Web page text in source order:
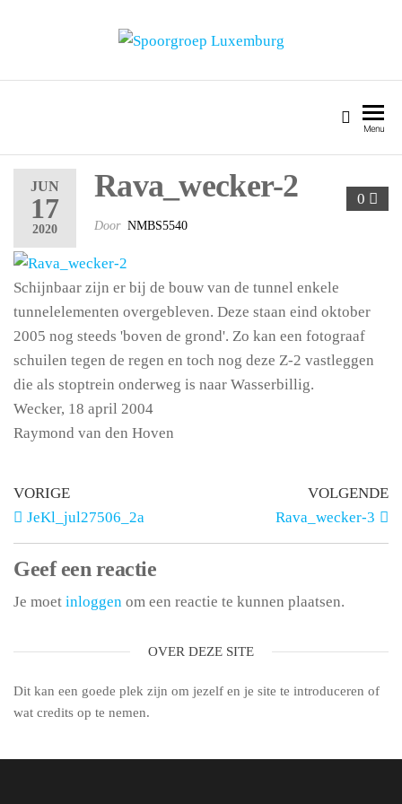
Menu
JUN
17
2020
0
Rava_wecker-2
Door NMBS5540
Schijnbaar zijn er bij de bouw van de tunnel enkele
tunnelelementen overgebleven. Deze staan eind oktober
2005 nog steeds 'boven de grond'. Zo kan een fotograaf
schuilen tegen de regen en toch nog deze Z-2 vastleggen
die als stoptrein onderweg is naar Wasserbillig.
Wecker, 18 april 2004
Raymond van den Hoven
VORIGE
JeKl_jul27506_2a
VOLGENDE
Rava_wecker-3
Geef een reactie
Je moet inloggen om een reactie te kunnen plaatsen.
OVER DEZE SITE
Dit kan een goede plek zijn om jezelf en je site te introduceren of
wat credits op te nemen.